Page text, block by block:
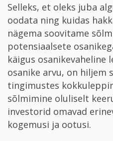
Selleks, et oleks juba
oodata ning kuidas
nägema soovitame
potensiaalsete
käigus osanikevaheline
osanike arvu, on hiljem
tingimustes
sõlmimine oluliselt
investorid omavad
kogemusi ja ootusi.